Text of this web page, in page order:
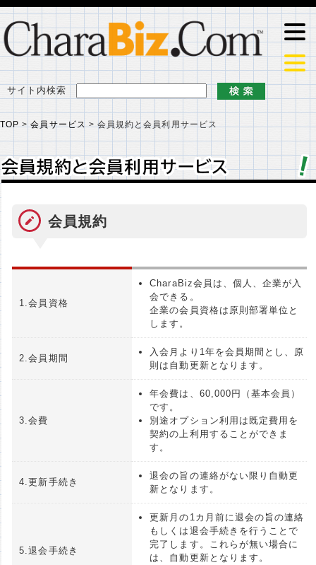
サイト内検索
TOP >会員サービス >会員規約と会員利用サービス
会員規約と会員利用サービス
会員規約と会員利用サービス
会員規約
1.会員資格
CharaBiz会員は、個人、企業が入
会できる。
企業の会員資格は原則部署単位と
します。
2.会員期間
入会月より1年を会員期間とし、原
則は自動更新となります。
3.会費
年会費は、60,000円（基本会員）
です。
別途オプション利用は既定費用を
契約の上利用することができま
す。
4.更新手続き
退会の旨の連絡がない限り自動更
新となります。
5.退会手続き
更新月の1カ月前に退会の旨の連絡
もしくは退会手続きを行うことで
完了します。これらが無い場合に
は、自動更新となります。